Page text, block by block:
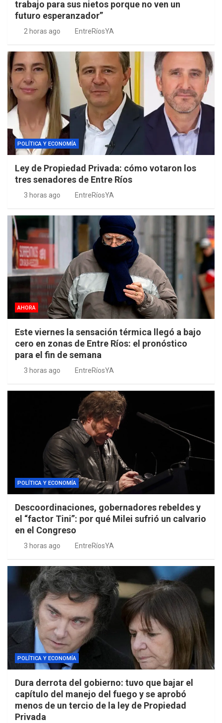
trabajo para sus nietos porque no ven un
futuro esperanzador”
2 horas ago EntreRíosYA
POLÍTICA Y ECONOMÍA
Ley de Propiedad Privada: cómo votaron los
tres senadores de Entre Ríos
3 horas ago EntreRíosYA
AHORA
Este viernes la sensación térmica llegó a bajo
cero en zonas de Entre Ríos: el pronóstico
para el fin de semana
3 horas ago EntreRíosYA
POLÍTICA Y ECONOMÍA
Descoordinaciones, gobernadores rebeldes y
el “factor Tini”: por qué Milei sufrió un calvario
en el Congreso
3 horas ago EntreRíosYA
POLÍTICA Y ECONOMÍA
Dura derrota del gobierno: tuvo que bajar el
capítulo del manejo del fuego y se aprobó
menos de un tercio de la ley de Propiedad
Privada